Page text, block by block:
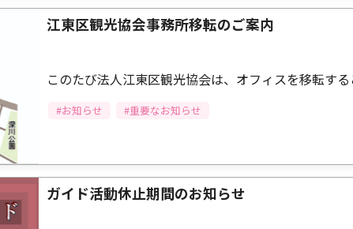
江東区観光協会事務所移転のご案内
このたび法人江東区観光協会は、オフィスを移転する
#お知らせ #重要なお知らせ
ガイド活動休止期間のお知らせ